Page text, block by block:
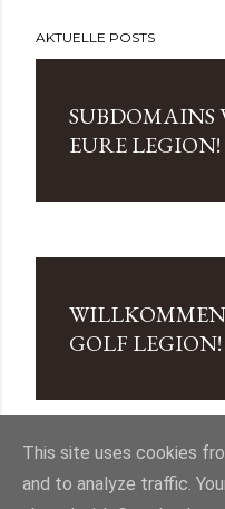
t
s
AKTUELLE POSTS
SUBDOMAINS
EURE LEGION!
GOLF LEGION!
This site uses cookies
and to analyze traffic.